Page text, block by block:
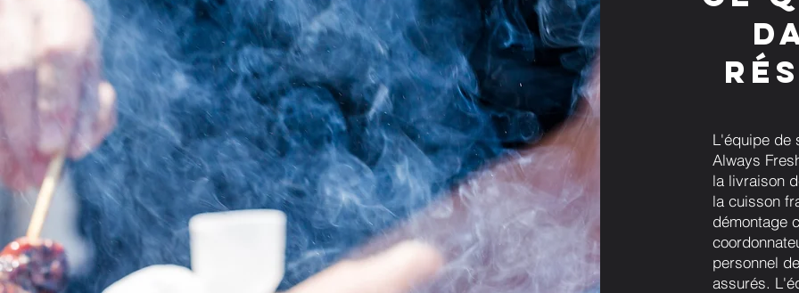
L'équipe de
Always
la livraison
la cuisson
démontage
personnel
assurés.